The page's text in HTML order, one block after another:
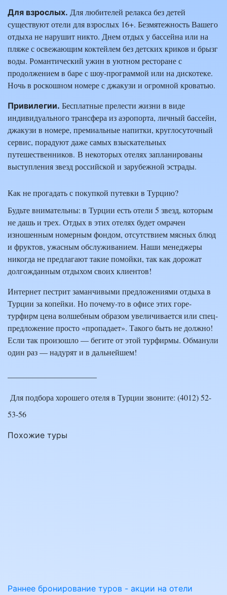
Для взрослых. Для любителей релакса без детей
существуют отели для взрослых 16+. Безмятежность Вашего
отдыха не нарушит никто. Днем отдых у бассейна или на
пляже с освежающим коктейлем без детских криков и брызг
воды. Романтический ужин в уютном ресторане с
продолжением в баре с шоу-программой или на дискотеке.
Ночь в роскошном номере с джакузи и огромной кроватью.
Привилегии. Бесплатные прелести жизни в виде
индивидуального трансфера из аэропорта, личный бассейн,
джакузи в номере, премиальные напитки, круглосуточный
сервис, порадуют даже самых взыскательных
путешественников. В некоторых отелях запланированы
выступления звезд российской и зарубежной эстрады.
Как не прогадать с покупкой путевки в Турцию?
Будьте внимательны: в Турции есть отели 5 звезд, которым
не дашь и трех. Отдых в этих отелях будет омрачен
изношенным номерным фондом, отсутствием мясных блюд
и фруктов, ужасным обслуживанием. Наши менеджеры
никогда не предлагают такие помойки, так как дорожат
долгожданным отдыхом своих клиентов!
Интернет пестрит заманчивыми предложениями отдыха в
Турции за копейки. Но почему-то в офисе этих горе-
турфирм цена волшебным образом увеличивается или спец-
предложение просто «пропадает». Такого быть не должно!
Если так произошло — бегите от этой турфирмы. Обманули
один раз — надурят и в дальнейшем!
———————————
Для подбора хорошего отеля в Турции звоните: (4012) 52-
53-56
Похожие туры
Раннее бронирование туров - акции на отели